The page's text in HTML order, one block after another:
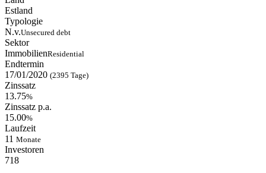
Estland
Typologie
N.v.Unsecured debt
Sektor
ImmobilienResidential
Endtermin
17/01/2020 (2395 Tage)
Zinssatz
13.75%
Zinssatz p.a.
15.00%
Laufzeit
11 Monate
Investoren
718